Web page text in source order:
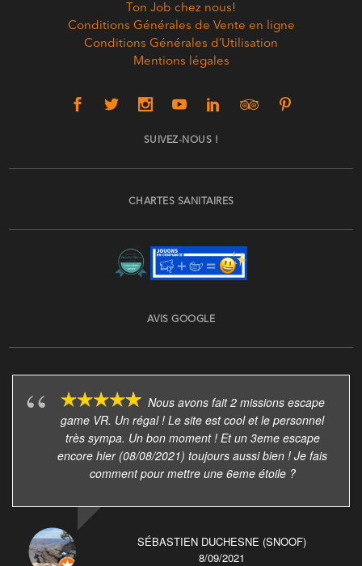
Ton Job chez nous!
Conditions Générales de Vente en ligne
Conditions Générales d’Utilisation
Mentions légales
SUIVEZ-NOUS !
CHARTES SANITAIRES
AVIS GOOGLE
Nous avons fait 2 missions escape
game VR. Un régal ! Le site est cool et le personnel
très sympa. Un bon moment ! Et un 3eme escape
encore hier (08/08/2021) toujours aussi bien ! Je fais
comment pour mettre une 6eme étoile ?
SÉBASTIEN DUCHESNE (SNOOF)
8/09/2021